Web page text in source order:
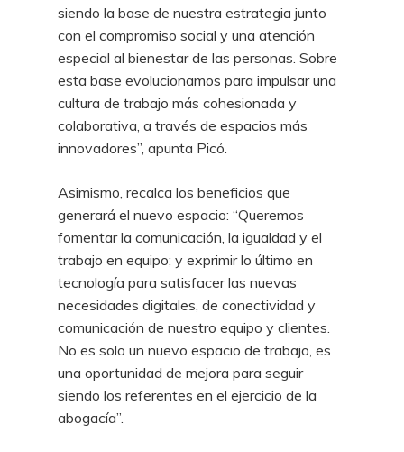
siendo la base de nuestra estrategia junto
con el compromiso social y una atención
especial al bienestar de las personas. Sobre
esta base evolucionamos para impulsar una
cultura de trabajo más cohesionada y
colaborativa, a través de espacios más
innovadores”, apunta Picó.
Asimismo, recalca los beneficios que
generará el nuevo espacio: “Queremos
fomentar la comunicación, la igualdad y el
trabajo en equipo; y exprimir lo último en
tecnología para satisfacer las nuevas
necesidades digitales, de conectividad y
comunicación de nuestro equipo y clientes.
No es solo un nuevo espacio de trabajo, es
una oportunidad de mejora para seguir
siendo los referentes en el ejercicio de la
abogacía”.